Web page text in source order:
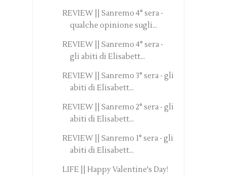
REVIEW || Sanremo 4° sera -
qualche opinione sugli...
REVIEW || Sanremo 4° sera -
gli abiti di Elisabett...
REVIEW || Sanremo 3° sera - gli
abiti di Elisabett...
REVIEW || Sanremo 2° sera - gli
abiti di Elisabett...
REVIEW || Sanremo 1° sera - gli
abiti di Elisabett...
LIFE || Happy Valentine's Day!